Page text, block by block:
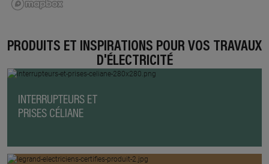
PRODUITS ET INSPIRATIONS POUR VOS TRAVAUX
D'ÉLECTRICITÉ
INTERRUPTEURS ET
PRISES CÉLIANE